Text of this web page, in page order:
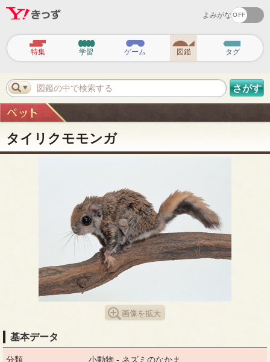
よみがな
ビ
ゲ
ー
シ
ョ
ン
特集 学習 ゲーム 図鑑 タグ
図鑑の中で検索する さがす
タイリクモモンガ
画像を拡大
基本データ
分類 小動物 - ネズミのなかま